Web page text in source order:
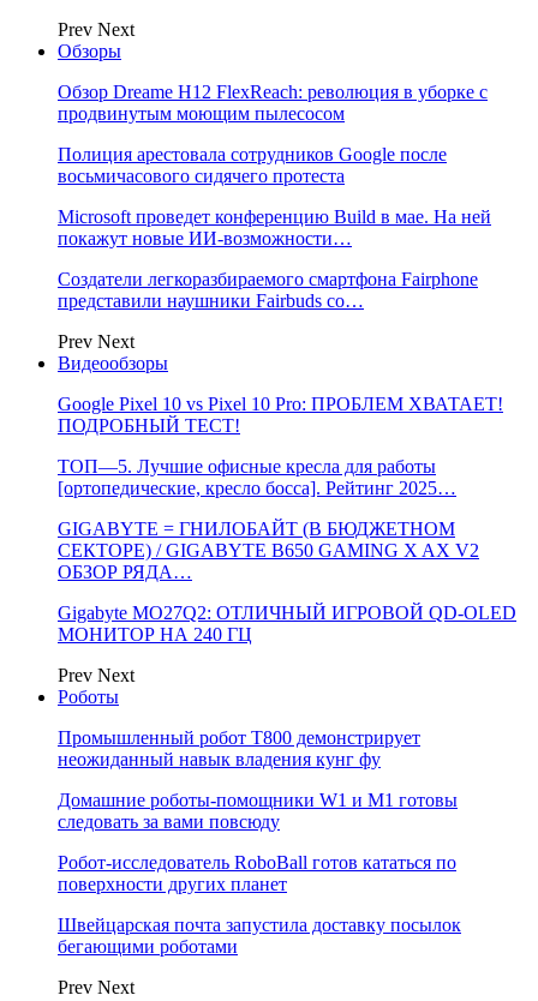
Prev Next
Обзоры
Обзор Dreame H12 FlexReach: революция в уборке с
продвинутым моющим пылесосом
Полиция арестовала сотрудников Google после
восьмичасового сидячего протеста
Microsoft проведет конференцию Build в мае. На ней
покажут новые ИИ-возможности…
Создатели легкоразбираемого смартфона Fairphone
представили наушники Fairbuds со…
Prev Next
Видеообзоры
Google Pixel 10 vs Pixel 10 Pro: ПРОБЛЕМ ХВАТАЕТ!
ПОДРОБНЫЙ ТЕСТ!
ТОП—5. Лучшие офисные кресла для работы
[ортопедические, кресло босса]. Рейтинг 2025…
GIGABYTE = ГНИЛОБАЙТ (В БЮДЖЕТНОМ
СЕКТОРЕ) / GIGABYTE B650 GAMING X AX V2
ОБЗОР РЯДА…
Gigabyte MO27Q2: ОТЛИЧНЫЙ ИГРОВОЙ QD-OLED
МОНИТОР НА 240 ГЦ
Prev Next
Роботы
Промышленный робот Т800 демонстрирует
неожиданный навык владения кунг фу
Домашние роботы-помощники W1 и M1 готовы
следовать за вами повсюду
Робот-исследователь RoboBall готов кататься по
поверхности других планет
Швейцарская почта запустила доставку посылок
бегающими роботами
Prev Next